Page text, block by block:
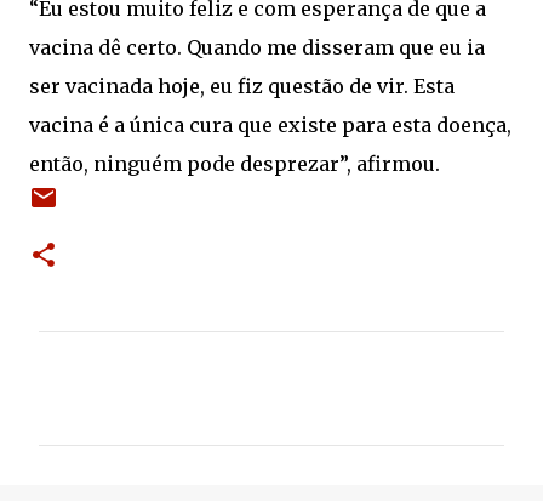
“Eu estou muito feliz e com esperança de que a
vacina dê certo. Quando me disseram que eu ia
ser vacinada hoje, eu fiz questão de vir. Esta
vacina é a única cura que existe para esta doença,
então, ninguém pode desprezar”, afirmou.